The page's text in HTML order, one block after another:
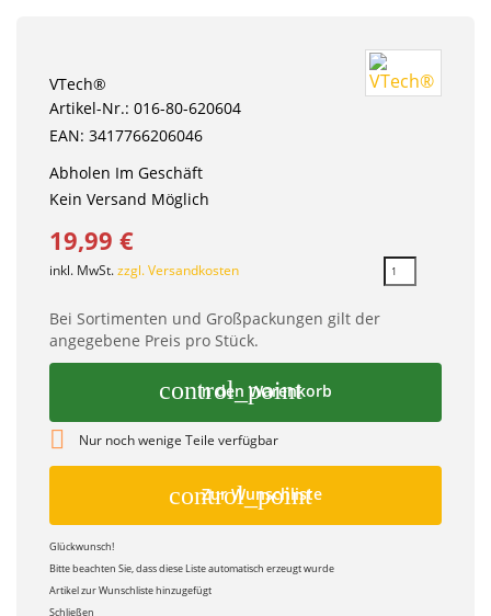
VTech®
Artikel-Nr.: 016-80-620604
EAN: 3417766206046
Abholen Im Geschäft
Kein Versand Möglich
19,99 €
inkl. MwSt.zzgl. Versandkosten
Bei Sortimenten und Großpackungen gilt der
angegebene Preis pro Stück.
control_point
In den Warenkorb
 Nur noch wenige Teile verfügbar
control_point
Zur Wunschliste
Glückwunsch!
Bitte beachten Sie, dass diese Liste automatisch erzeugt wurde
Artikel zur Wunschliste hinzugefügt
Schließen